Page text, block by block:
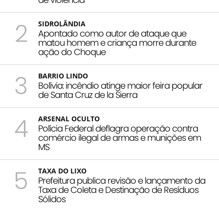
2 SIDROLÂNDIA
Apontado como autor de ataque que
matou homem e criança morre durante
ação do Choque
3 BARRIO LINDO
Bolívia: incêndio atinge maior feira popular
de Santa Cruz de la Sierra
4 ARSENAL OCULTO
Polícia Federal deflagra operação contra
comércio ilegal de armas e munições em
MS
5 TAXA DO LIXO
Prefeitura publica revisão e lançamento da
Taxa de Coleta e Destinação de Resíduos
Sólidos